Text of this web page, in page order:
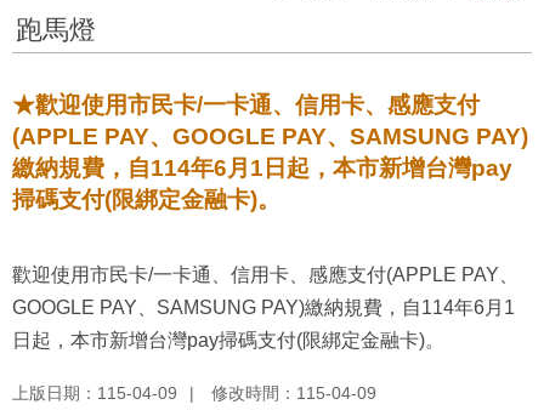
跑馬燈
★歡迎使用市民卡/一卡通、信用卡、感應支付
(APPLE PAY、GOOGLE PAY、SAMSUNG PAY)
繳納規費，自114年6月1日起，本市新增台灣pay
掃碼支付(限綁定金融卡)。
歡迎使用市民卡/一卡通、信用卡、感應支付(APPLE PAY、
GOOGLE PAY、SAMSUNG PAY)繳納規費，自114年6月1
日起，本市新增台灣pay掃碼支付(限綁定金融卡)。
上版日期：115-04-09 修改時間：115-04-09